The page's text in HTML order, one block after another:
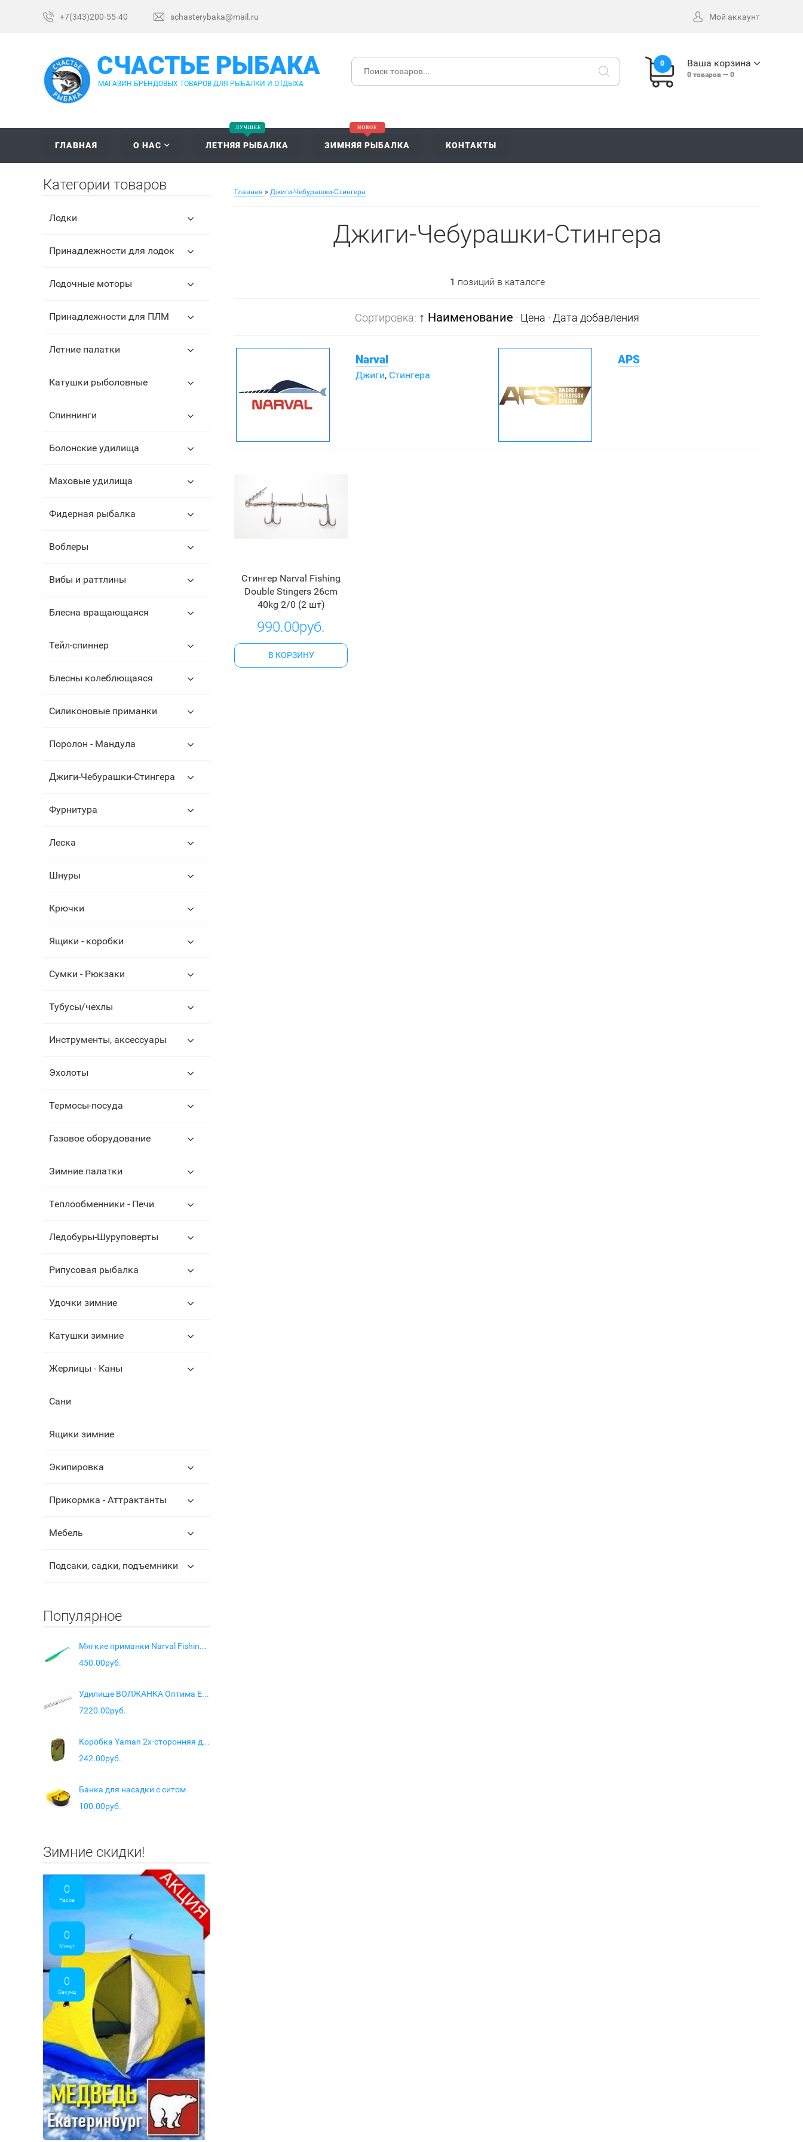
+7(343)200-55-40 schasterybaka@mail.ru Мой аккаунт
СЧАСТЬЕ РЫБАКА
МАГАЗИН БРЕНДОВЫХ ТОВАРОВ ДЛЯ РЫБАЛКИ И ОТДЫХА
0 Ваша корзина
0 товаров — 0
ГЛАВНАЯ О НАС ЛЕТНЯЯ РЫБАЛКА ЗИМНЯЯ РЫБАЛКА КОНТАКТЫ
Главная » Джиги-Чебурашки-Стингера
Джиги-Чебурашки-Стингера
1 позиций в каталоге
Сортировка: ↑ Наименование · Цена · Дата добавления
Narval
Джиги, Стингера
APS
Стингер Narval Fishing
Double Stingers 26cm
40kg 2/0 (2 шт)
990.00руб.
В КОРЗИНУ
Категории товаров
Лодки
Принадлежности для лодок
Лодочные моторы
Принадлежности для ПЛМ
Летние палатки
Катушки рыболовные
Спиннинги
Болонские удилища
Маховые удилища
Фидерная рыбалка
Воблеры
Вибы и раттлины
Блесна вращающаяся
Тейл-спиннер
Блесны колеблющаяся
Силиконовые приманки
Поролон - Мандула
Джиги-Чебурашки-Стингера
Фурнитура
Леска
Шнуры
Крючки
Ящики - коробки
Сумки - Рюкзаки
Тубусы/чехлы
Инструменты, аксессуары
Эхолоты
Термосы-посуда
Газовое оборудование
Зимние палатки
Теплообменники - Печи
Ледобуры-Шуруповерты
Рипусовая рыбалка
Удочки зимние
Катушки зимние
Жерлицы - Каны
Сани
Ящики зимние
Экипировка
Прикормка - Аттрактанты
Мебель
Подсаки, садки, подъемники
Популярное
Мягкие приманки Narval Fishing Skinny 08cm #016-Blue Mint
450.00руб.
Удилище ВОЛЖАНКА Оптима Evo Pro Фидер 3,9м 120гр.+
7220.00руб.
Коробка Yaman 2х-сторонняя для воблеров (12 отделений), 200х125х38 мм
242.00руб.
Банка для насадки с ситом
100.00руб.
Зимние скидки!
0
Часов
0
Минут
0
Секунд